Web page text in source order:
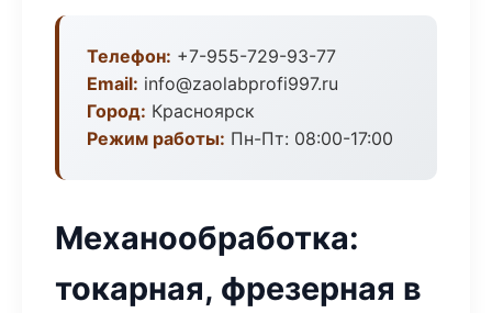
Телефон: +7-955-729-93-77
Email: info@zaolabprofi997.ru
Город: Красноярск
Режим работы: Пн-Пт: 08:00-17:00
Механообработка:
токарная, фрезерная в